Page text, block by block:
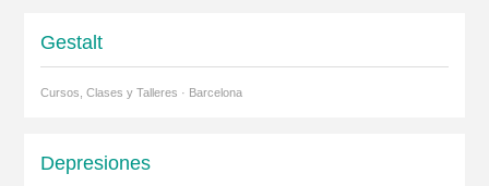
Gestalt
Cursos, Clases y Talleres · Barcelona
Depresiones